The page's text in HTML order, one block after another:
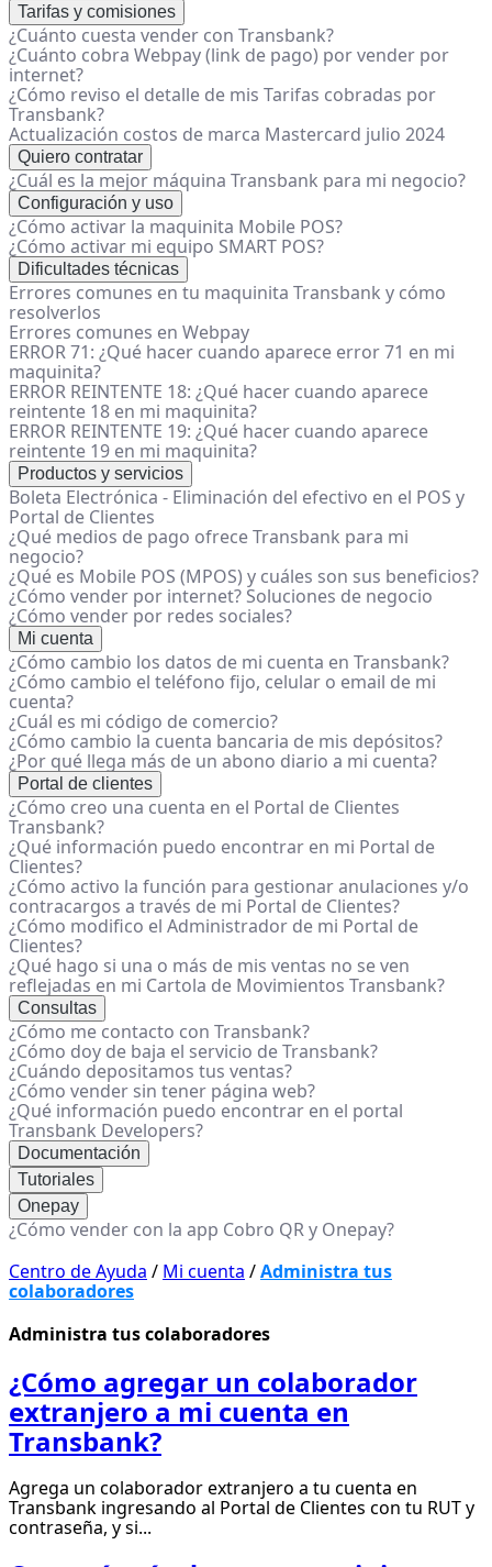
Tarifas y comisiones
¿Cuánto cuesta vender con Transbank?
¿Cuánto cobra Webpay (link de pago) por vender por
internet?
¿Cómo reviso el detalle de mis Tarifas cobradas por
Transbank?
Actualización costos de marca Mastercard julio 2024
Quiero contratar
¿Cuál es la mejor máquina Transbank para mi negocio?
Configuración y uso
¿Cómo activar la maquinita Mobile POS?
¿Cómo activar mi equipo SMART POS?
Dificultades técnicas
Errores comunes en tu maquinita Transbank y cómo
resolverlos
Errores comunes en Webpay
ERROR 71: ¿Qué hacer cuando aparece error 71 en mi
maquinita?
ERROR REINTENTE 18: ¿Qué hacer cuando aparece
reintente 18 en mi maquinita?
ERROR REINTENTE 19: ¿Qué hacer cuando aparece
reintente 19 en mi maquinita?
Productos y servicios
Boleta Electrónica - Eliminación del efectivo en el POS y
Portal de Clientes
¿Qué medios de pago ofrece Transbank para mi
negocio?
¿Qué es Mobile POS (MPOS) y cuáles son sus beneficios?
¿Cómo vender por internet? Soluciones de negocio
¿Cómo vender por redes sociales?
Mi cuenta
¿Cómo cambio los datos de mi cuenta en Transbank?
¿Cómo cambio el teléfono fijo, celular o email de mi
cuenta?
¿Cuál es mi código de comercio?
¿Cómo cambio la cuenta bancaria de mis depósitos?
¿Por qué llega más de un abono diario a mi cuenta?
Portal de clientes
¿Cómo creo una cuenta en el Portal de Clientes
Transbank?
¿Qué información puedo encontrar en mi Portal de
Clientes?
¿Cómo activo la función para gestionar anulaciones y/o
contracargos a través de mi Portal de Clientes?
¿Cómo modifico el Administrador de mi Portal de
Clientes?
¿Qué hago si una o más de mis ventas no se ven
reflejadas en mi Cartola de Movimientos Transbank?
Consultas
¿Cómo me contacto con Transbank?
¿Cómo doy de baja el servicio de Transbank?
¿Cuándo depositamos tus ventas?
¿Cómo vender sin tener página web?
¿Qué información puedo encontrar en el portal
Transbank Developers?
Documentación
Tutoriales
Onepay
¿Cómo vender con la app Cobro QR y Onepay?
Centro de Ayuda / Mi cuenta /Administra tus
colaboradores
Administra tus colaboradores
¿Cómo agregar un colaborador
extranjero a mi cuenta en
Transbank?
Agrega un colaborador extranjero a tu cuenta en
Transbank ingresando al Portal de Clientes con tu RUT y
contraseña, y si...